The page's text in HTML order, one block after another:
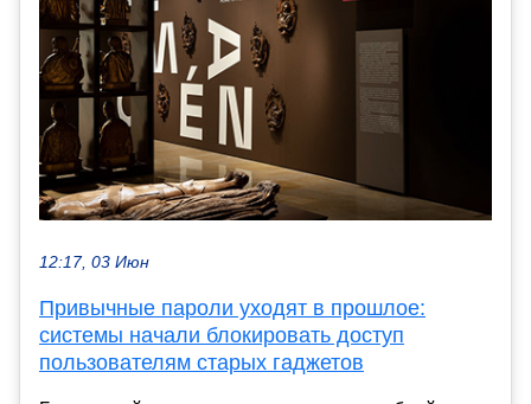
12:17, 03 Июн
Привычные пароли уходят в прошлое:
системы начали блокировать доступ
пользователям старых гаджетов